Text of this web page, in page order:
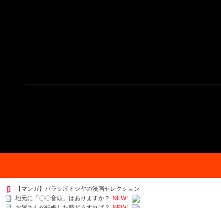
【マンガ】バラシ屋トシヤの漫画セレクション
地元に「〇〇音頭」はありますか？
NEW!